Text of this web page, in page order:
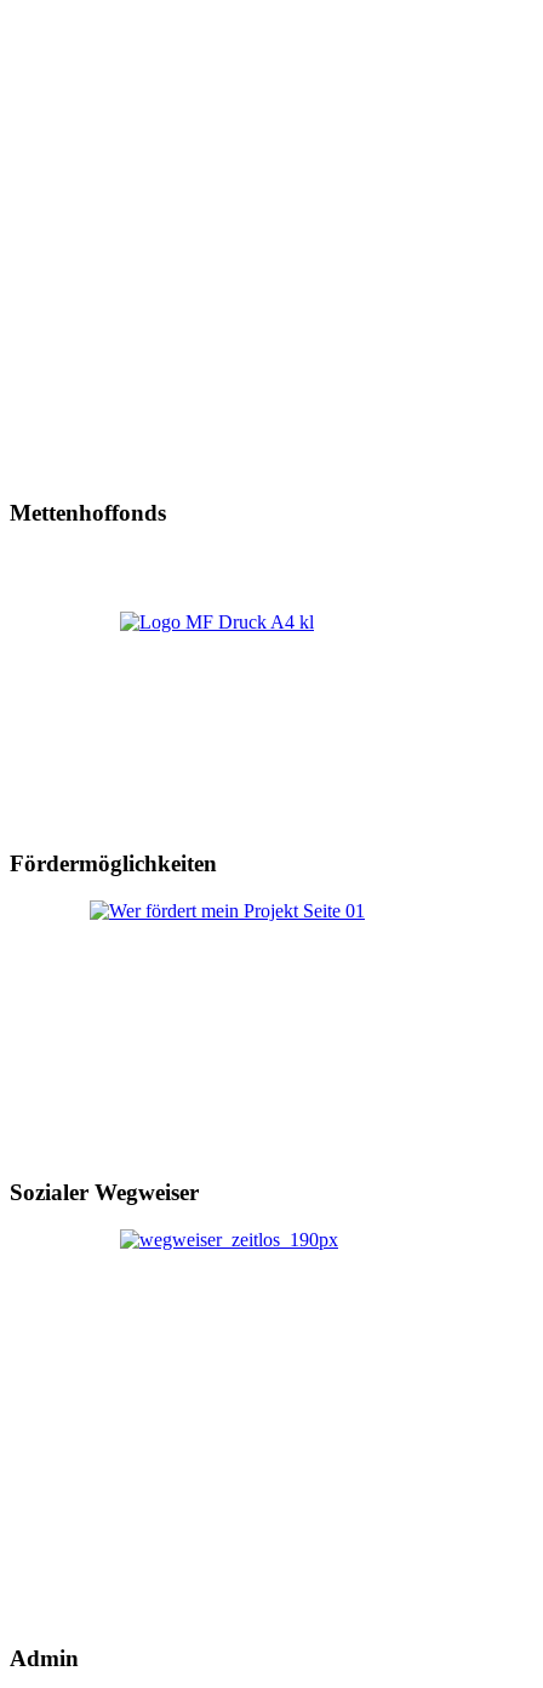
Mettenhoffonds
Fördermöglichkeiten
Sozialer Wegweiser
Admin